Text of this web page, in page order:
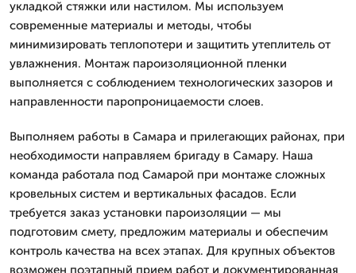
укладкой стяжки или настилом. Мы используем
современные материалы и методы, чтобы
минимизировать теплопотери и защитить утеплитель от
увлажнения. Монтаж пароизоляционной пленки
выполняется с соблюдением технологических зазоров и
направленности паропроницаемости слоев.
Выполняем работы в Самара и прилегающих районах, при
необходимости направляем бригаду в Самару. Наша
команда работала под Самарой при монтаже сложных
кровельных систем и вертикальных фасадов. Если
требуется заказ установки пароизоляции — мы
подготовим смету, предложим материалы и обеспечим
контроль качества на всех этапах. Для крупных объектов
возможен поэтапный прием работ и документированная